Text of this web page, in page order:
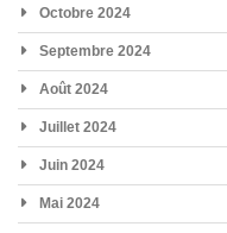
Octobre 2024
Septembre 2024
Août 2024
Juillet 2024
Juin 2024
Mai 2024